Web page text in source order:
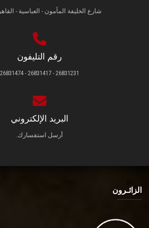
شارع الخليفة المأمون - العباسية -
رقم التليفون
26831231 - 26831417 - 26831474
البريد الإلكتروني
أرسل استفسارك.
الزائـرون